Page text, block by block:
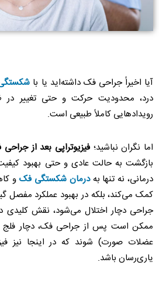
آیا اخیراً جراحی فک داشته‌اید یا با
درد، محدودیت حرکت و حتی تغییر
رویدادهایی کاملاً طبیعی است.
اما نگران نباشید؛ فیزیوتراپی بعد از
بازگشت به حالت عادی و حتی بهبود
درمانی، نه تنها بهدرمان شکستگی فکو
کمک می‌کند، بلکه در بهبود عملکرد مفصل
جراحی دچار اختلال می‌شود، نقش کلیدی
ممکن است پس از جراحی فک، دچار فلج
عضلات صورت) شوند که در اینجا نیز
یاری‌رسان باشد.